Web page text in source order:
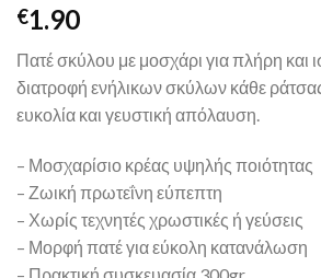
€1.90
Πατέ σκύλου με μοσχάρι για πλήρη και
διατροφή ενήλικων σκύλων κάθε
ευκολία και γευστική απόλαυση.
– Μοσχαρίσιο κρέας υψηλής ποιότητας
– Ζωική πρωτεΐνη εύπεπτη
– Χωρίς τεχνητές χρωστικές ή γεύσεις
– Μορφή πατέ για εύκολη κατανάλωση